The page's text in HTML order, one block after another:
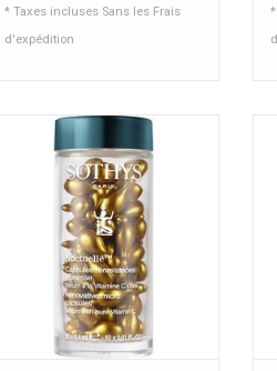
* Taxes incluses Sans les Frais
d'expédition
Sérum à la Vitamine C pure,
concentrée à 20%
Contenu:
60 capsules à 0.4 ml
AJOUTER AU PANIER